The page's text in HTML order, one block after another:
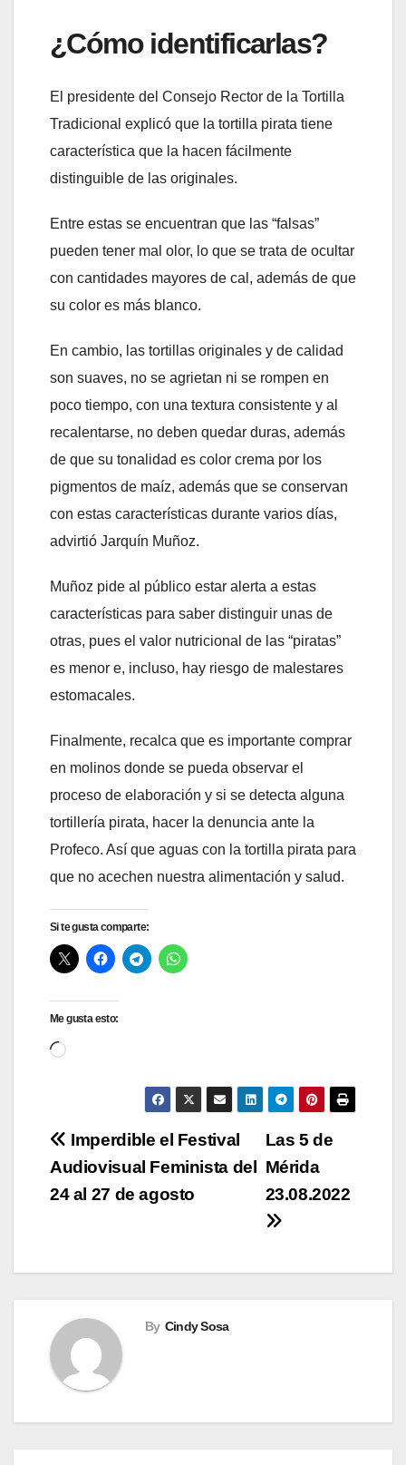
¿Cómo identificarlas?
El presidente del Consejo Rector de la Tortilla
Tradicional explicó que la tortilla pirata tiene
característica que la hacen fácilmente
distinguible de las originales.
Entre estas se encuentran que las “falsas”
pueden tener mal olor, lo que se trata de ocultar
con cantidades mayores de cal, además de que
su color es más blanco.
En cambio, las tortillas originales y de calidad
son suaves, no se agrietan ni se rompen en
poco tiempo, con una textura consistente y al
recalentarse, no deben quedar duras, además
de que su tonalidad es color crema por los
pigmentos de maíz, además que se conservan
con estas características durante varios días,
advirtió Jarquín Muñoz.
Muñoz pide al público estar alerta a estas
características para saber distinguir unas de
otras, pues el valor nutricional de las “piratas”
es menor e, incluso, hay riesgo de malestares
estomacales.
Finalmente, recalca que es importante comprar
en molinos donde se pueda observar el
proceso de elaboración y si se detecta alguna
tortillería pirata, hacer la denuncia ante la
Profeco. Así que aguas con la tortilla pirata para
que no acechen nuestra alimentación y salud.
Si te gusta comparte:
Me gusta esto:
Cargando...
Navegación
de
Las 5 de
Mérida
23.08.2022
Imperdible el Festival
Audiovisual Feminista del
24 al 27 de agosto
By Cindy Sosa